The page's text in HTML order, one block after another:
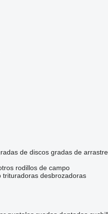
de discos gradas de arrastre
rodillos de campo
trituradoras desbrozadoras